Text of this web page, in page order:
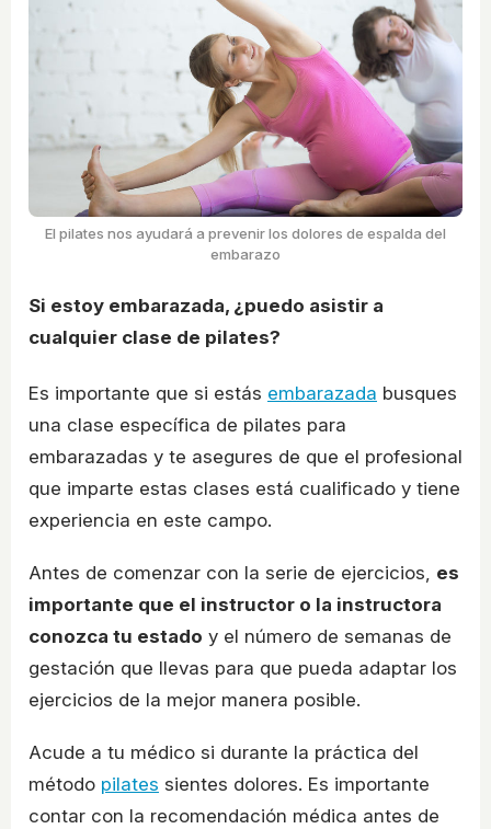
El pilates nos ayudará a prevenir los dolores de espalda del
embarazo
Si estoy embarazada, ¿puedo asistir a
cualquier clase de pilates?
Es importante que si estás embarazada busques
una clase específica de pilates para
embarazadas y te asegures de que el profesional
que imparte estas clases está cualificado y tiene
experiencia en este campo.
Antes de comenzar con la serie de ejercicios, es
importante que el instructor o la instructora
conozca tu estado y el número de semanas de
gestación que llevas para que pueda adaptar los
ejercicios de la mejor manera posible.
Acude a tu médico si durante la práctica del
método pilates sientes dolores. Es importante
contar con la recomendación médica antes de